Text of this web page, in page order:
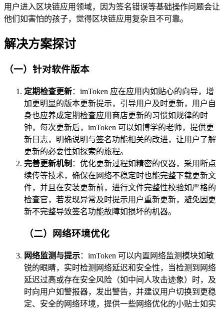
用户进入区块链应用领域，因为签名错误等基础操作问题会让
他们如害怕的孩子，觉得区块链应用复杂且不可靠。
解决方案探讨
（一）针对软件版本
定期检查更新：imToken 应在应用内如贴心的向导，增
加更明显的版本更新提示，引导用户及时更新，用户自
身也应养成定期检查应用商店更新的习惯如规律的时
钟，每次更新后，imToken 可以如博学的老师，提供更
新日志，明确说明与签名功能相关的改进，让用户了解
更新的必要性如探索的旅程。
完善更新机制 ：优化更新过程如精密的仪器，采用断点
续传等技术，确保在网络不稳定时也能完整下载更新文
件，并且在安装更新前，进行文件完整性校验如严格的
检查官，若发现异常及时提示用户重新更新，避免因更
新不完整导致签名功能故障如损坏的机器。
（二）网络环境优化
网络监测与提示：imToken 可以内置网络监测模块如敏
锐的眼睛，实时检测网络延迟和安全性，当检测到网络
延迟过高或存在安全风险（如中间人攻击迹象）时，及
时向用户如警报器，发出警告，并建议用户切换到更稳
定、安全的网络环境，提供一些网络优化的小贴士如实